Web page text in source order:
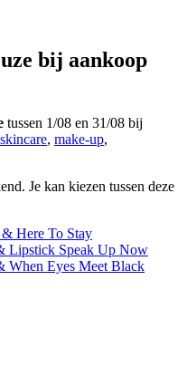
bij aankoop
tussen 1/08 en 31/08 bij
skincare, make-up,
Je kan kiezen tussen deze
Here To Stay
Lipstick Speak Up Now
When Eyes Meet Black